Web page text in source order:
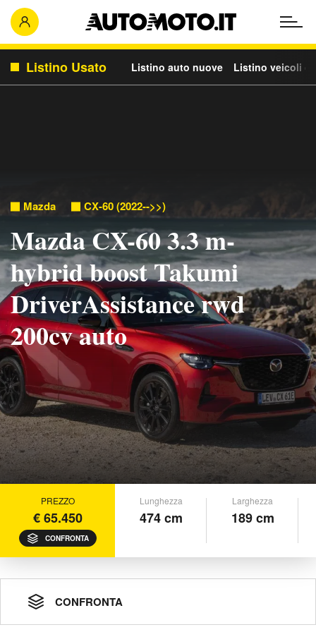
Listino Usato Listino auto nuove Listino veicoli
Mazda CX-60 (2022-->>)
Mazda CX-60 3.3 m-
hybrid boost Takumi
DriverAssistance rwd
200cv auto
PREZZO
€ 65.450
CONFRONTA
Lunghezza
474 cm
Larghezza
189 cm
CONFRONTA